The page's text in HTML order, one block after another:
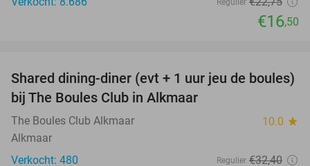
€16,50
29%
Shared dining-diner (evt + 1 uur jeu de boules)
bij The Boules Club in Alkmaar
The Boules Club Alkmaar 10.0 star
Alkmaar
Verkocht: 480
Regulier €32,40